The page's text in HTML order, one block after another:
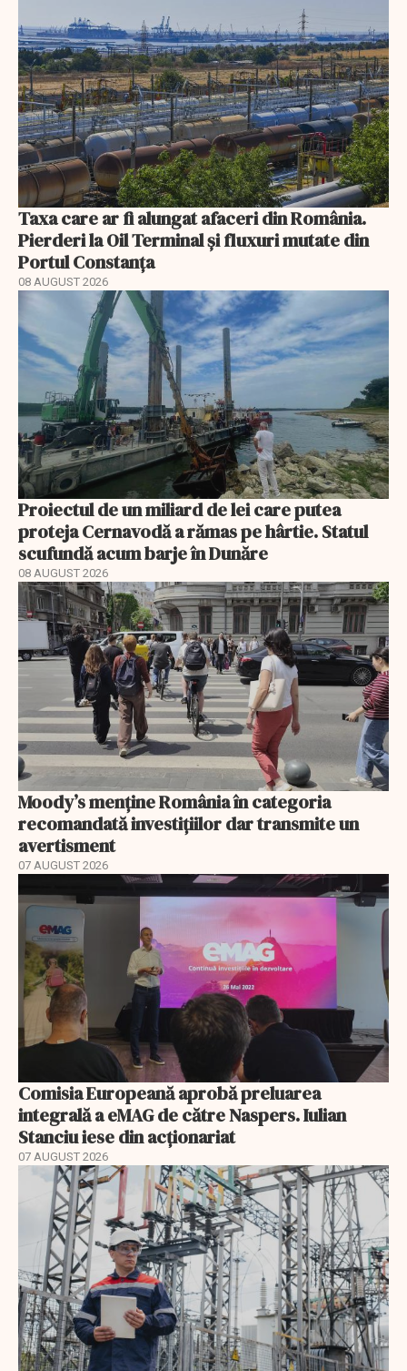
Taxa care ar fi alungat afaceri din România.
Pierderi la Oil Terminal și fluxuri mutate din
Portul Constanța
08 AUGUST 2026
Proiectul de un miliard de lei care putea
proteja Cernavodă a rămas pe hârtie. Statul
scufundă acum barje în Dunăre
08 AUGUST 2026
Moody’s menține România în categoria
recomandată investițiilor dar transmite un
avertisment
07 AUGUST 2026
Comisia Europeană aprobă preluarea
integrală a eMAG de către Naspers. Iulian
Stanciu iese din acționariat
07 AUGUST 2026